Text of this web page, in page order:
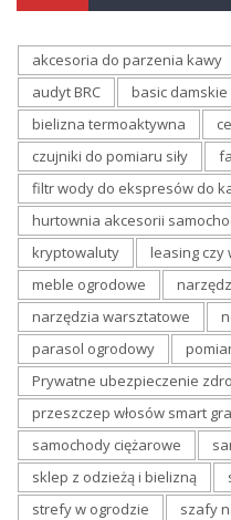
akcesoria do parzenia kawy
audyt BRC
basic
bielizna termoaktywna
czujniki do pomiaru siły
filtr wody do ekspresów do
hurtownia akcesorii
kryptowaluty
leasing czy
meble ogrodowe
narzędzia warsztatowe
parasol ogrodowy
Prywatne ubezpieczenie
przeszczep włosów smart
samochody ciężarowe
sklep z odzieżą i bielizną
strefy w ogrodzie
szafy